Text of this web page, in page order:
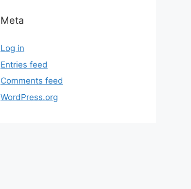
Meta
Log in
Entries feed
Comments feed
WordPress.org